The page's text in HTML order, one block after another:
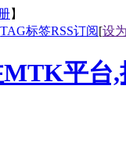
】
TAG标签RSS订阅[设